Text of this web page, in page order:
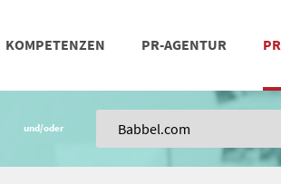
KOMPETENZEN PR-AGENTUR
und/oder